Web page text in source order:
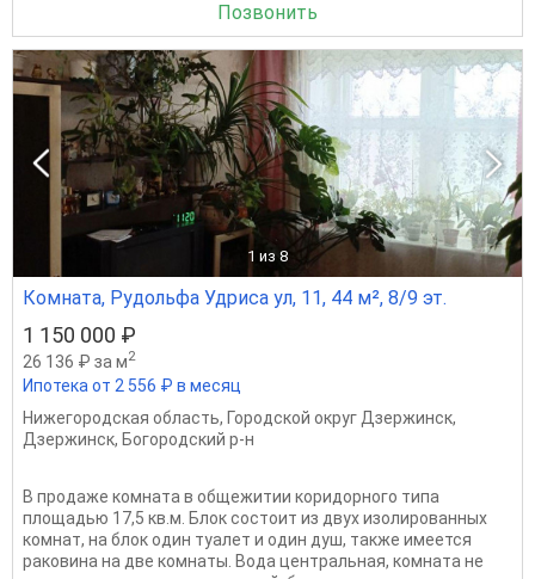
Позвонить
1 из 8
Комната, Рудольфа Удриса ул, 11, 44 м², 8/9 эт.
1 150 000 ₽
26 136 ₽ за м2
Ипотека от 2 556 ₽ в месяц
Нижегородская область, Городской округ Дзержинск,
Дзержинск, Богородский р-н
В продаже комната в общежитии коридорного типа
площадью 17,5 кв.м. Блок состоит из двух изолированных
комнат, на блок один туалет и один душ, также имеется
раковина на две комнаты. Вода центральная, комната не